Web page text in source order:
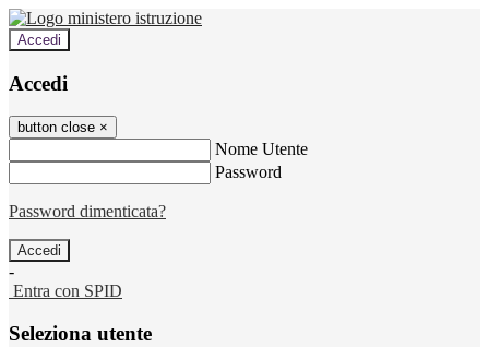
Accedi
Accedi
button close ×
Nome Utente
Password
Password dimenticata?
-
Entra con SPID
Seleziona utente